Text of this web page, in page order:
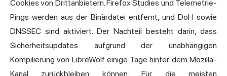
Cookies von Drittanbietern. Firefox Studies und Telemetrie-
Pings werden aus der Binärdatei entfernt, und DoH sowie
DNSSEC sind aktiviert. Der Nachteil besteht darin, dass
Sicherheitsupdates aufgrund der unabhängigen
Kompilierung von LibreWolf einige Tage hinter dem Mozilla-
Kanal zurückbleiben können. Für die meisten